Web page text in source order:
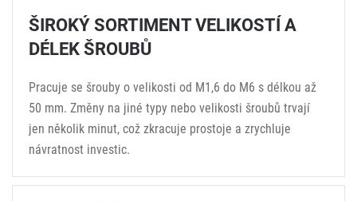
ŠIROKÝ SORTIMENT VELIKOSTÍ A
DÉLEK ŠROUBŮ
Pracuje se šrouby o velikosti od M1,6 do M6 s délkou až
50 mm. Změny na jiné typy nebo velikosti šroubů trvají
jen několik minut, což zkracuje prostoje a zrychluje
návratnost investic.